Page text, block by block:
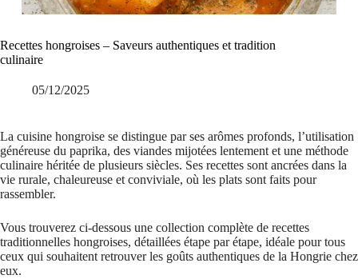
Recettes hongroises – Saveurs authentiques et tradition
culinaire
05/12/2025
La cuisine hongroise se distingue par ses arômes profonds, l’utilisation
généreuse du paprika, des viandes mijotées lentement et une méthode
culinaire héritée de plusieurs siècles. Ses recettes sont ancrées dans la
vie rurale, chaleureuse et conviviale, où les plats sont faits pour
rassembler.
Vous trouverez ci-dessous une collection complète de recettes
traditionnelles hongroises, détaillées étape par étape, idéale pour tous
ceux qui souhaitent retrouver les goûts authentiques de la Hongrie chez
eux.